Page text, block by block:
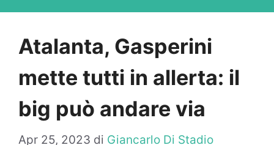
Atalanta, Gasperini
mette tutti in allerta: il
big può andare via
Apr 25, 2023 di Giancarlo Di Stadio